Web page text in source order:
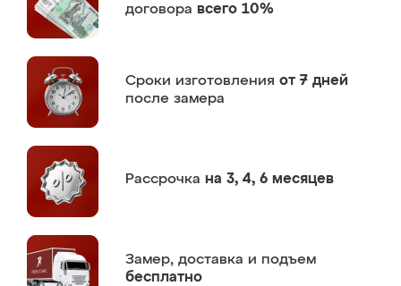
договора всего 10%
Сроки изготовления от 7 дней
после замера
Рассрочка на 3, 4, 6 месяцев
Замер, доставка и подъем
бесплатно